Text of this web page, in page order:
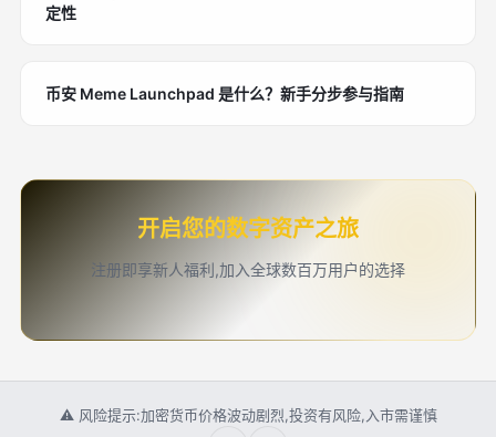
定性
币安 Meme Launchpad 是什么？新手分步参与指南
开启您的数字资产之旅
注册即享新人福利,加入全球数百万用户的选择
⚠ 风险提示:加密货币价格波动剧烈,投资有风险,入市需谨慎